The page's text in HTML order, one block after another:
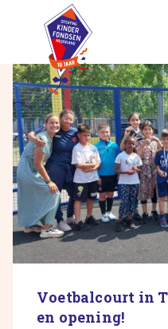
Voetbalcourt in
en opening!